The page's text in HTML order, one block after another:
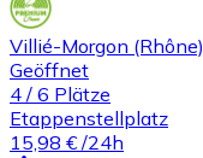
Villié-Morgon (Rhône)
Geöffnet
4 / 6 Plätze
Etappenstellplatz
15,98 € /24h